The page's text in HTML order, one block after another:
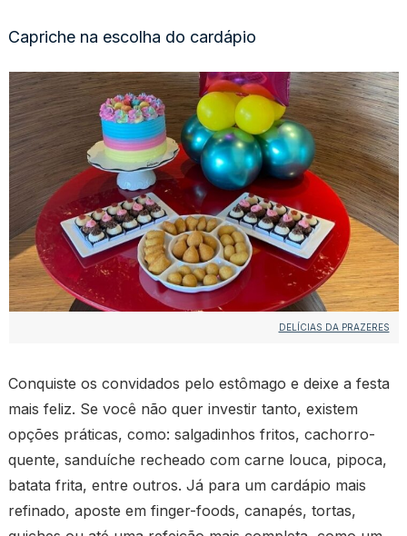
Capriche na escolha do cardápio
DELÍCIAS DA PRAZERES
Conquiste os convidados pelo estômago e deixe a festa
mais feliz. Se você não quer investir tanto, existem
opções práticas, como: salgadinhos fritos, cachorro-
quente, sanduíche recheado com carne louca, pipoca,
batata frita, entre outros. Já para um cardápio mais
refinado, aposte em finger-foods, canapés, tortas,